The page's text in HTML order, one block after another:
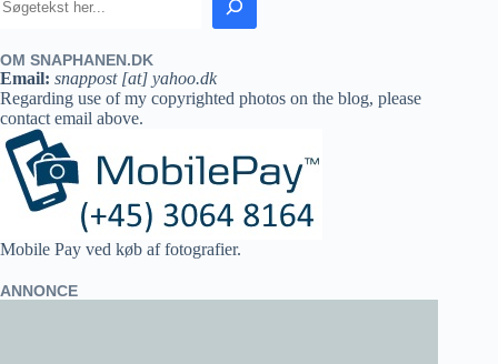
OM SNAPHANEN.DK
Email: snappost [at] yahoo.dk
Regarding use of my copyrighted photos on the blog, please
contact email above.
Mobile Pay ved køb af fotografier.
ANNONCE